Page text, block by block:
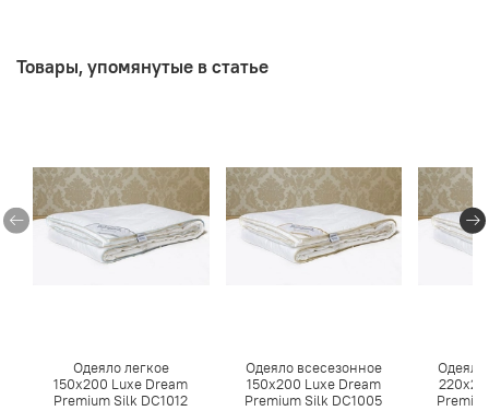
Товары, упомянутые в статье
Одеяло легкое
150х200 Luxe Dream
Premium Silk DC1012
Одеяло всесезонное
150х200 Luxe Dream
Premium Silk DC1005
Одеяло